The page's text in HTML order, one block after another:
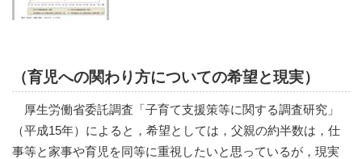
（育児への関わり方についての希望と現実）
厚生労働省委託調査「子育て支援策等に関する調査研究」
（平成15年）によると，希望としては，父親の約半数は，仕
事等と家事や育児を同等に重視したいと思っているが，現実